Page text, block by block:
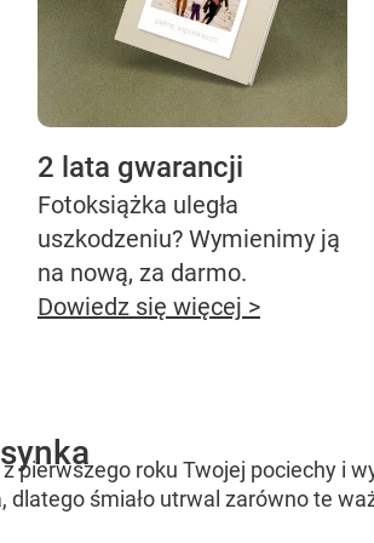
2 lata gwarancji
Fotoksiążka uległa
uszkodzeniu? Wymienimy ją
na nową, za darmo.
Dowiedz się więcej >
pierwszego roku Twojej pociechy i
dlatego śmiało utrwal zarówno te